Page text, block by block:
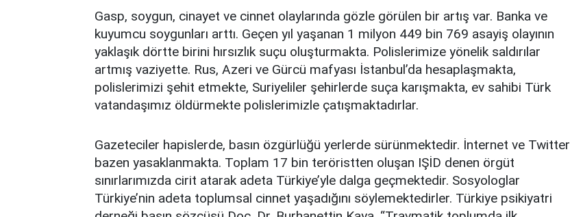
Gasp, soygun, cinayet ve cinnet olaylarında gözle görülen bir artış var. Banka ve
kuyumcu soygunları arttı. Geçen yıl yaşanan 1 milyon 449 bin 769 asayiş olayının
yaklaşık dörtte birini hırsızlık suçu oluşturmakta. Polislerimize yönelik saldırılar
artmış vaziyette. Rus, Azeri ve Gürcü mafyası İstanbul’da hesaplaşmakta,
polislerimizi şehit etmekte, Suriyeliler şehirlerde suça karışmakta, ev sahibi Türk
vatandaşımız öldürmekte polislerimizle çatışmaktadırlar.
Gazeteciler hapislerde, basın özgürlüğü yerlerde sürünmektedir. İnternet ve Twitter
bazen yasaklanmakta. Toplam 17 bin teröristten oluşan IŞİD denen örgüt
sınırlarımızda cirit atarak adeta Türkiye’yle dalga geçmektedir. Sosyologlar
Türkiye’nin adeta toplumsal cinnet yaşadığını söylemektedirler. Türkiye psikiyatri